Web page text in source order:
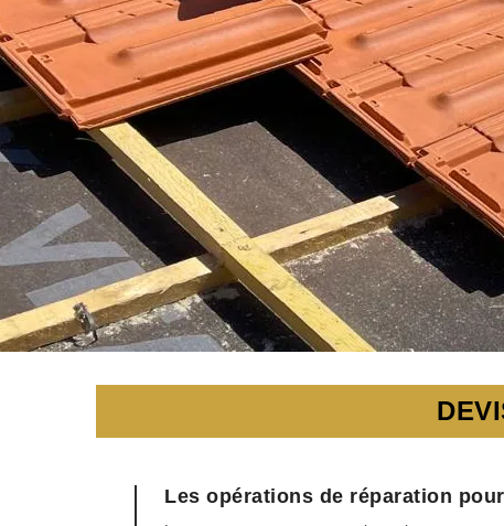
Les opérations de réparation